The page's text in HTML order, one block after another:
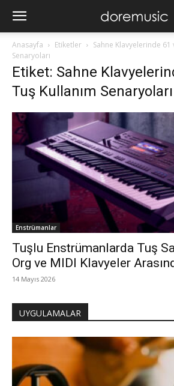
Anasayfa Etiketler
Sahne Klavyelerinde 61
Senaryoları
Etiket: Sahne
Tuş Kullanım Senaryoları
Enstrümanlar
Tuşlu Enstrümanlarda Tuş
Org ve MIDI Klavyeler
14 Mayıs 2026
UYGULAMALAR